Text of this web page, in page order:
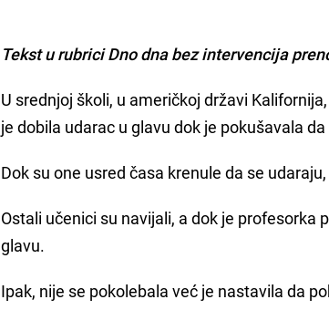
Tekst u rubrici Dno dna bez intervencija
U srednjoj školi, u američkoj državi
je dobila udarac u glavu dok je pokušavala
Dok su one usred časa krenule da se
Ostali učenici su navijali, a dok je profesorka
glavu.
Ipak, nije se pokolebala već je nastavila da